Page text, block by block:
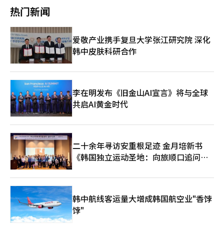
停止，当时韩国计划通过世界粮食计划署（WFP）提供118亿韩元
的粮食援助，但朝鲜拒绝接受而未能执行。 去年韩国对朝人道援
助完全中断的主要原因在于，朝鲜拒绝接受韩国援助的立场愈发坚
决。韩国统一部相关人士表示，目前除联合国儿童基金会
（UNICEF）外，朝鲜几乎拒绝所有外部援助提议，尤其对韩国的
援助抵制更加强烈。据悉，朝鲜还要求外国民间团体签署排除韩国
资金的协议。 另有分析指出，自2019年“河内无协议”事件后，
韩朝关系趋冷，但韩国民间团体依旧通过中国转道向朝鲜提供有限
援助。尹锡悦政府上台后，坚持“有序的南北交流”原则，事实上
切断对朝接触渠道，也是导致人道援助萎缩的原因之一。 【图片
来源 韩联社】
热门新闻
爱敬产业携手复旦大学张江研究院 深化
韩中皮肤科研合作
李在明发布《旧金山AI宣言》将与全球
共启AI黄金时代
二十余年寻访安重根足迹 金月培新书
《韩国独立运动圣地：向旅顺口追问历
韩中航线客运量大增成韩国航空业"香饽
饽"